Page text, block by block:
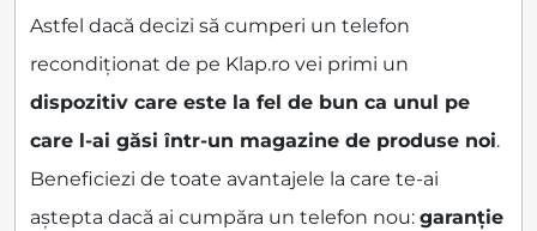
Astfel dacă decizi să cumperi un telefon
recondiționat de pe Klap.ro vei primi un
dispozitiv care este la fel de bun ca unul pe
care l-ai găsi într-un magazine de produse noi.
Beneficiezi de toate avantajele la care te-ai
aștepta dacă ai cumpăra un telefon nou: garanție